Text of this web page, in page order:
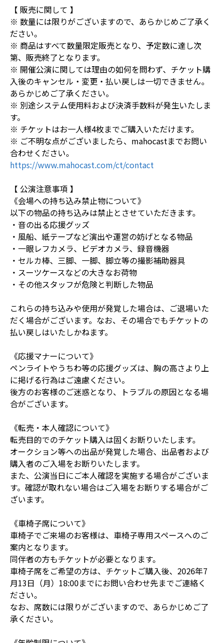
【 販売に関して 】
※ 数量には限りがございますので、あらかじめご了承く
ださい。
※ 商品はすべて数量限定販売となり、予定数に達し次
第、販売終了となります。
※ 開催公演に関しては理由の如何を問わず、チケット購
入後のキャンセル・変更・払い戻しは一切できません。
あらかじめご了承ください。
※ 別途システム使用料および決済手数料が発生いたしま
す。
※ チケットはお一人様4枚までご購入いただけます。
※ ご不明な点がございましたら、mahocastまでお問い
合わせください。
https://www.mahocast.com/ct/contact
【 公演注意事項 】
《会場への持ち込み禁止物について》
以下の物品の持ち込みは禁止とさせていただきます。
・音の出る応援グッズ
・風船、紙テープなど演出や運営の妨げとなる物品
・一眼レフカメラ、ビデオカメラ、録音機器
・セルカ棒、三脚、一脚、脚立等の撮影補助器具
・スーツケースなどの大きなお荷物
・その他スタッフが危険と判断した物品
これらの持ち込みや使用が発覚した場合は、ご退場いた
だく場合がございます。なお、その場合でもチケットの
払い戻しはいたしかねます。
《応援マナーについて》
ペンライトやうちわ等の応援グッズは、胸の高さより上
に掲げる行為はご遠慮ください。
後方のお客様のご迷惑となり、トラブルの原因となる場
合がございます。
《転売・本人確認について》
転売目的でのチケット購入は固くお断りいたします。
オークション等への出品が発覚した場合、出品者および
購入者のご入場をお断りいたします。
また、公演当日にご本人確認を実施する場合がございま
す。確認が取れない場合はご入場をお断りする場合がご
ざいます。
《車椅子席について》
車椅子でご来場のお客様は、車椅子専用スペースへのご
案内となります。
同伴者の方もチケットが必要となります。
車椅子席をご希望の方は、チケットご購入後、2026年7
月13日（月）18:00までにお問い合わせ先までご連絡く
ださい。
なお、席数には限りがございますので、あらかじめご了
承ください。